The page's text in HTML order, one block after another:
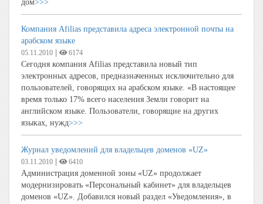
дом>>>
Компания Afilias представила адреса электронной почты на
арабском языке
05.11.2010 6174
Сегодня компания Afilias представила новый тип
электронных адресов, предназначенных исключительно для
пользователей, говорящих на арабском языке. «В настоящее
время только 17% всего населения Земли говорит на
английском языке. Пользователи, говорящие на других
языках, нужд>>>
Журнал уведомлений для владельцев доменов «UZ»
03.11.2010 6410
Администрация доменной зоны «UZ» продолжает
модернизировать «Персональный кабинет» для владельцев
доменов «UZ». Добавился новый раздел «Уведомления», в